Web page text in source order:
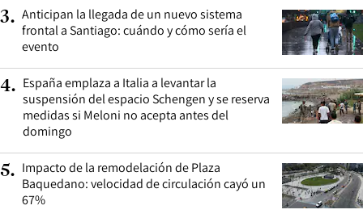
3. Anticipan la llegada de un nuevo sistema
frontal a Santiago: cuándo y cómo sería el
evento
4. España emplaza a Italia a levantar la
suspensión del espacio Schengen y se reserva
medidas si Meloni no acepta antes del
domingo
5. Impacto de la remodelación de Plaza
Baquedano: velocidad de circulación cayó un
67%